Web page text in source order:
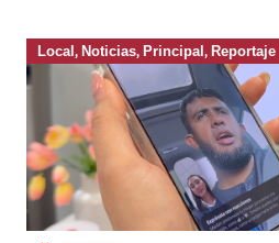
Local , Noticias, Principal , Reportaje